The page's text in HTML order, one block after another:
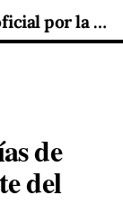
Móstoles decreta tres días de luto oficial por la muerte del Papa Francisco
de
del